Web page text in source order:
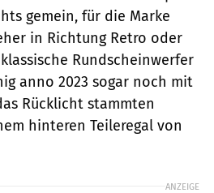
gemein, für die Marke
in Richtung Retro oder
Rundscheinwerfer
anno 2023 sogar noch mit
Rücklicht stammten
hinteren Teileregal von
ANZEIGE